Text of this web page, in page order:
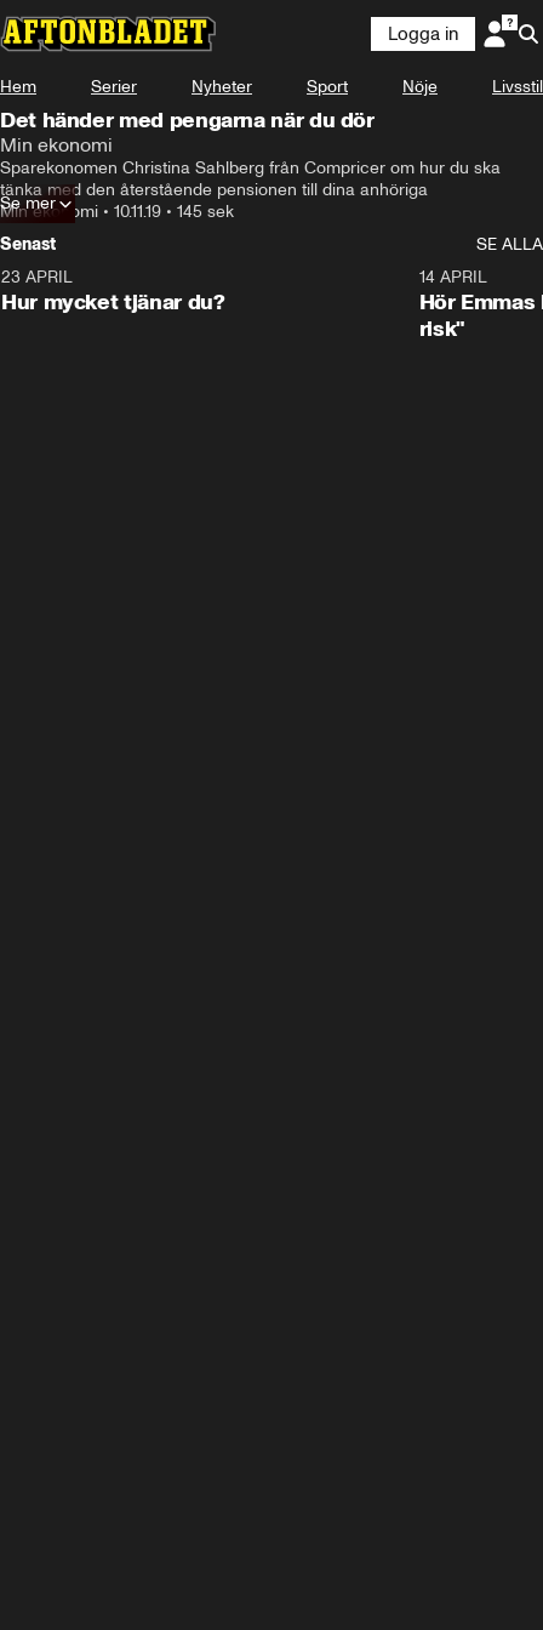
Logga in
Hem Serier Nyheter Sport Nöje Livsstil
Det händer med pengarna när du dör
Min ekonomi
Sparekonomen Christina Sahlberg från Compricer om hur du ska
tänka med den återstående pensionen till dina anhöriga
Min ekonomi • 10.11.19 • 145 sek
Se mer
Senast
SE ALLA
23 APRIL
Hur mycket tjänar du?
14 APRIL
Hör
risk"